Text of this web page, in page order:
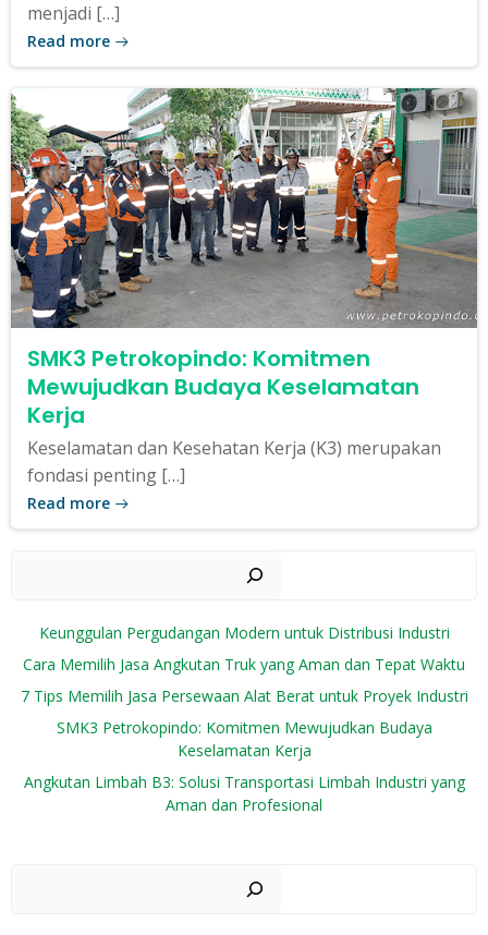
menjadi […]
Read more
SMK3 Petrokopindo: Komitmen
Mewujudkan Budaya Keselamatan
Kerja
Keselamatan dan Kesehatan Kerja (K3) merupakan
fondasi penting […]
Read more
Keunggulan Pergudangan Modern untuk Distribusi Industri
Cara Memilih Jasa Angkutan Truk yang Aman dan Tepat Waktu
7 Tips Memilih Jasa Persewaan Alat Berat untuk Proyek Industri
SMK3 Petrokopindo: Komitmen Mewujudkan Budaya
Keselamatan Kerja
Angkutan Limbah B3: Solusi Transportasi Limbah Industri yang
Aman dan Profesional